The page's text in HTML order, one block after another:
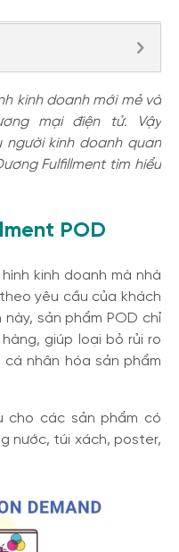
kinh doanh mới mẻ và
mại điện tử. Vậy
người kinh doanh quan
Fulfillment tìm hiểu
POD
kinh doanh mà nhà
yêu cầu của khách
sản phẩm POD chỉ
giúp loại bỏ rủi ro
nhân hóa sản phẩm
cho các sản phẩm có
nước, túi xách, poster,